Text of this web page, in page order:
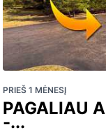
PRIEŠ 1 MĖNESĮ
PAGALIAU
-...